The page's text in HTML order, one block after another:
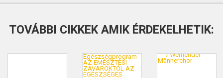
TOVÁBBI CIKKEK AMIK ÉRDEKELHETIK: